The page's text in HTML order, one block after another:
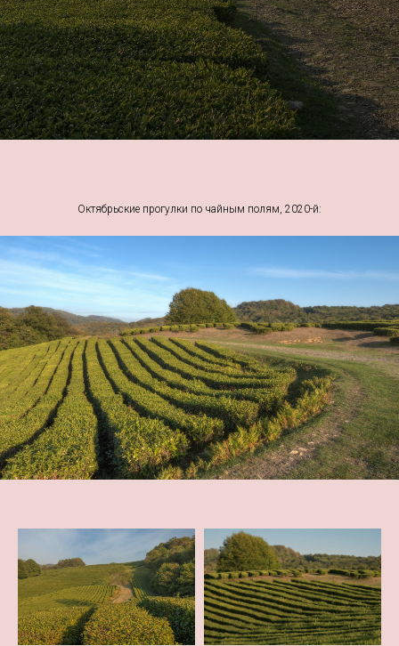
Октябрьские прогулки по чайным полям, 2020-й: